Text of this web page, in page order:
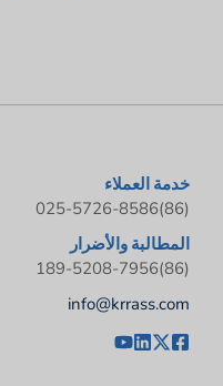
خدمة العملاء
(86)025-5726-8586
المطالبة والأضرار
(86)189-5208-7956
info@krrass.com